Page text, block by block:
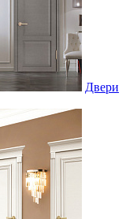
Двери